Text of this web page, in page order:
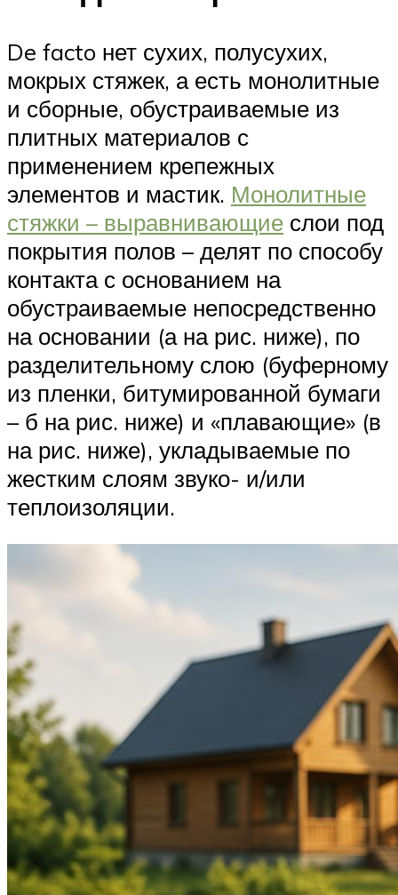
De facto нет сухих, полусухих,
мокрых стяжек, а есть монолитные
и сборные, обустраиваемые из
плитных материалов с
применением крепежных
элементов и мастик. Монолитные
стяжки – выравнивающие слои под
покрытия полов – делят по способу
контакта с основанием на
обустраиваемые непосредственно
на основании (а на рис. ниже), по
разделительному слою (буферному
из пленки, битумированной бумаги
– б на рис. ниже) и «плавающие» (в
на рис. ниже), укладываемые по
жестким слоям звуко- и/или
теплоизоляции.